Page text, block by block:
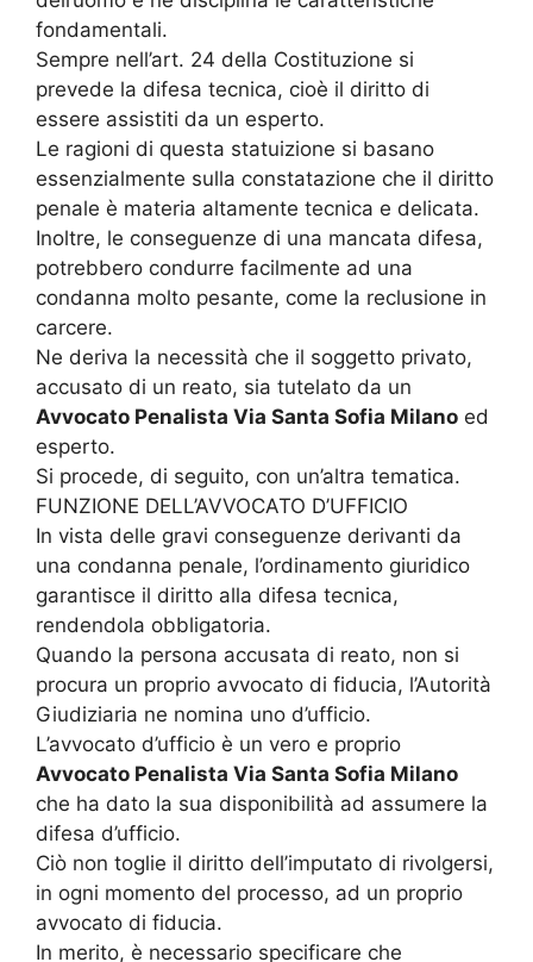
fondamentali.
Sempre nell’art. 24 della Costituzione si
prevede la difesa tecnica, cioè il diritto di
essere assistiti da un esperto.
Le ragioni di questa statuizione si basano
essenzialmente sulla constatazione che il diritto
penale è materia altamente tecnica e delicata.
Inoltre, le conseguenze di una mancata difesa,
potrebbero condurre facilmente ad una
condanna molto pesante, come la reclusione in
carcere.
Ne deriva la necessità che il soggetto privato,
accusato di un reato, sia tutelato da un
Avvocato Penalista Via Santa Sofia Milano ed
esperto.
Si procede, di seguito, con un’altra tematica.
FUNZIONE DELL’AVVOCATO D’UFFICIO
In vista delle gravi conseguenze derivanti da
una condanna penale, l’ordinamento giuridico
garantisce il diritto alla difesa tecnica,
rendendola obbligatoria.
Quando la persona accusata di reato, non si
procura un proprio avvocato di fiducia, l’Autorità
Giudiziaria ne nomina uno d’ufficio.
L’avvocato d’ufficio è un vero e proprio
Avvocato Penalista Via Santa Sofia Milano
che ha dato la sua disponibilità ad assumere la
difesa d’ufficio.
Ciò non toglie il diritto dell’imputato di rivolgersi,
in ogni momento del processo, ad un proprio
avvocato di fiducia.
In merito, è necessario specificare che